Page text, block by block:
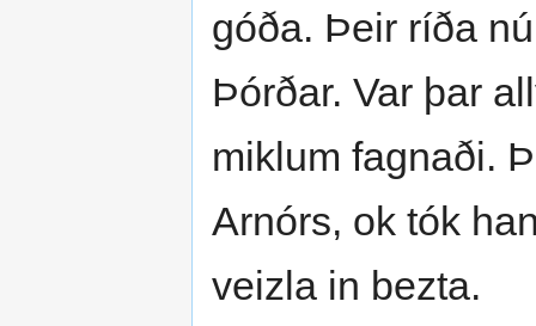
góða. Þeir ríða
Þórðar. Var þar
miklum fagnaði.
Arnórs, ok tók
veizla in bezta.